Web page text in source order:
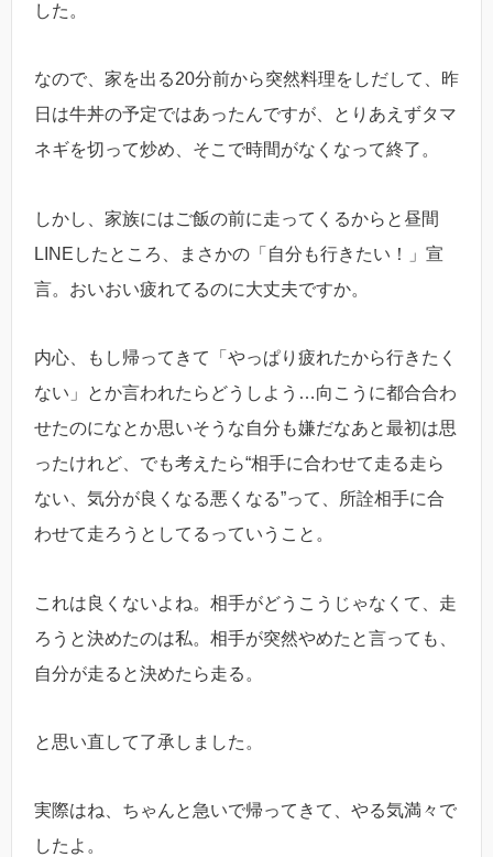
した。
なので、家を出る20分前から突然料理をしだして、昨
日は牛丼の予定ではあったんですが、とりあえずタマ
ネギを切って炒め、そこで時間がなくなって終了。
しかし、家族にはご飯の前に走ってくるからと昼間
LINEしたところ、まさかの「自分も行きたい！」宣
言。おいおい疲れてるのに大丈夫ですか。
内心、もし帰ってきて「やっぱり疲れたから行きたく
ない」とか言われたらどうしよう…向こうに都合合わ
せたのになとか思いそうな自分も嫌だなあと最初は思
ったけれど、でも考えたら“相手に合わせて走る走ら
ない、気分が良くなる悪くなる”って、所詮相手に合
わせて走ろうとしてるっていうこと。
これは良くないよね。相手がどうこうじゃなくて、走
ろうと決めたのは私。相手が突然やめたと言っても、
自分が走ると決めたら走る。
と思い直して了承しました。
実際はね、ちゃんと急いで帰ってきて、やる気満々で
したよ。